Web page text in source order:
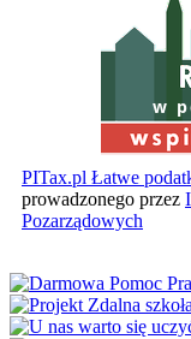
w
PITax.pl Łatwe
prowadzonego przez
Pozarządowych